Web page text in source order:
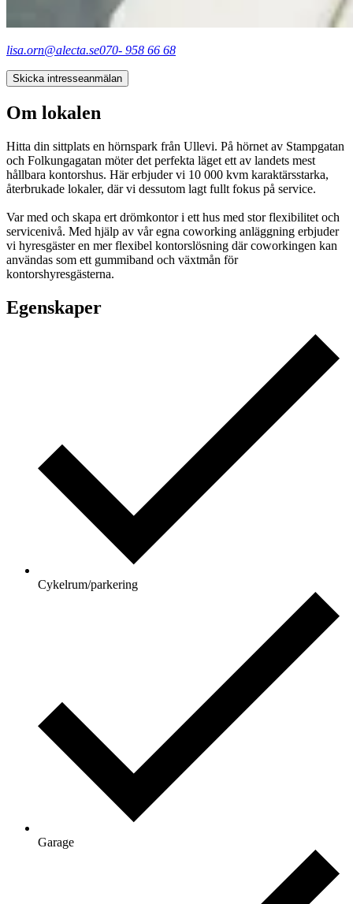
lisa.orn@alecta.se070- 958 66 68
Skicka intresseanmälan
Om lokalen
Hitta din sittplats en hörnspark från Ullevi. På hörnet av Stampgatan
och Folkungagatan möter det perfekta läget ett av landets mest
hållbara kontorshus. Här erbjuder vi 10 000 kvm karaktärsstarka,
återbrukade lokaler, där vi dessutom lagt fullt fokus på service.
Var med och skapa ert drömkontor i ett hus med stor flexibilitet och
servicenivå. Med hjälp av vår egna coworking anläggning erbjuder
vi hyresgäster en mer flexibel kontorslösning där coworkingen kan
användas som ett gummiband och växtmån för
kontorshyresgästerna.
Egenskaper
Cykelrum/parkering
Garage